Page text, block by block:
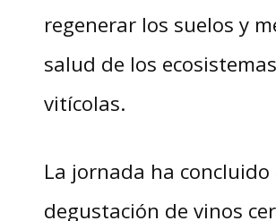
regenerar los suelos y
salud de los ecosistemas
vitícolas.
La jornada ha concluido
degustación de vinos